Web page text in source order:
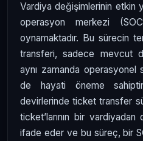
Vardiya değişimlerinin etkin
operasyon merkezi
oynamaktadır. Bu sürecin
transferi, sadece mevcut
aynı zamanda operasyonel
de hayati öneme
devirlerinde ticket transfer
ticket’larının bir vardiyadan
ifade eder ve bu süreç, bir